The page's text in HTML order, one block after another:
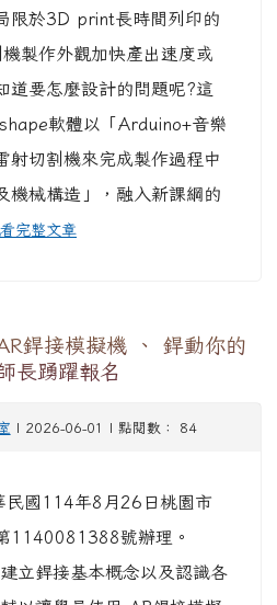
限於3D print長時間列印的
製作外觀加快產出速度或
道要怎麼設計的問題呢?這
軟體以「Arduino+音樂
射切割機來完成製作過程中
機械構造」，融入新課綱的
完整文章
銲接模擬機 、 銲動你的
長踴躍報名
| 2026-06-01 | 點閱數： 84
民國114年8月26日桃園市
1140081388號辦理。
立銲接基本概念以及認識各